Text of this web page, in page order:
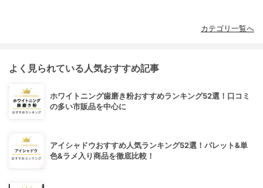
カテゴリ一覧へ
よく見られている人気おすすめ記事
ホワイトニング歯磨き粉おすすめランキング52選！口コミ
の多い市販品を中心に
アイシャドウおすすめ人気ランキング52選！パレット&単
色&ラメ入り商品を徹底比較！